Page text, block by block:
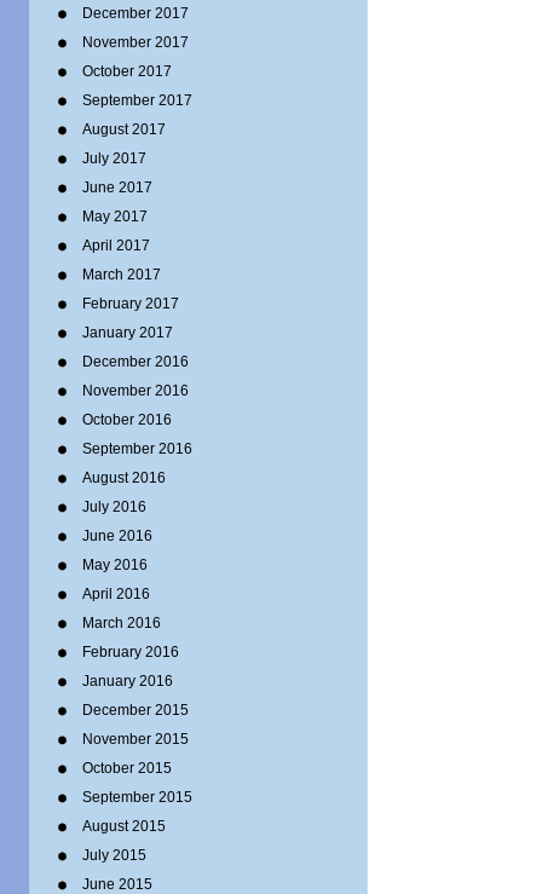
December 2017
November 2017
October 2017
September 2017
August 2017
July 2017
June 2017
May 2017
April 2017
March 2017
February 2017
January 2017
December 2016
November 2016
October 2016
September 2016
August 2016
July 2016
June 2016
May 2016
April 2016
March 2016
February 2016
January 2016
December 2015
November 2015
October 2015
September 2015
August 2015
July 2015
June 2015